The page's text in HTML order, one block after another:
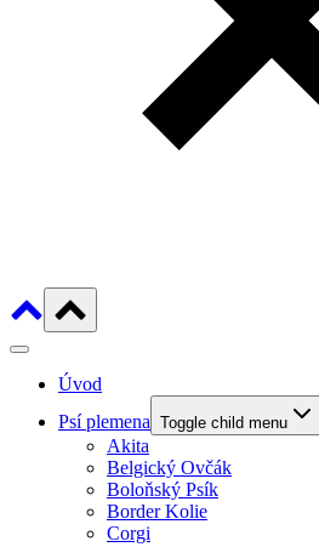
Úvod
Psí plemena Toggle child menu
Akita
Belgický Ovčák
Boloňský Psík
Border Kolie
Corgi